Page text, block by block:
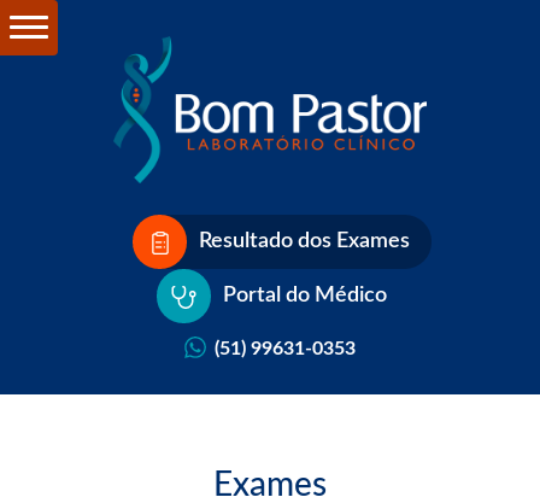
Resultado dos Exames
Portal do Médico
(51) 99631-0353
Exames